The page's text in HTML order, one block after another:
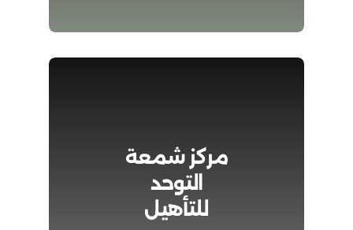
مركز شمعة
التوحد
للتأهيل